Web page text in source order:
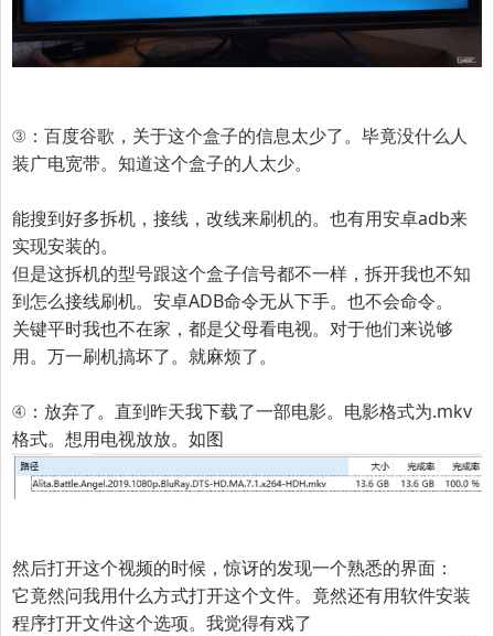
③：百度谷歌，关于这个盒子的信息太少了。毕竟没什么人
装广电宽带。知道这个盒子的人太少。
能搜到好多拆机，接线，改线来刷机的。也有用安卓adb来
实现安装的。
但是这拆机的型号跟这个盒子信号都不一样，拆开我也不知
到怎么接线刷机。安卓ADB命令无从下手。也不会命令。
关键平时我也不在家，都是父母看电视。对于他们来说够
用。万一刷机搞坏了。就麻烦了。
④：放弃了。直到昨天我下载了一部电影。电影格式为.mkv
格式。想用电视放放。如图
然后打开这个视频的时候，惊讶的发现一个熟悉的界面：
它竟然问我用什么方式打开这个文件。竟然还有用软件安装
程序打开文件这个选项。我觉得有戏了